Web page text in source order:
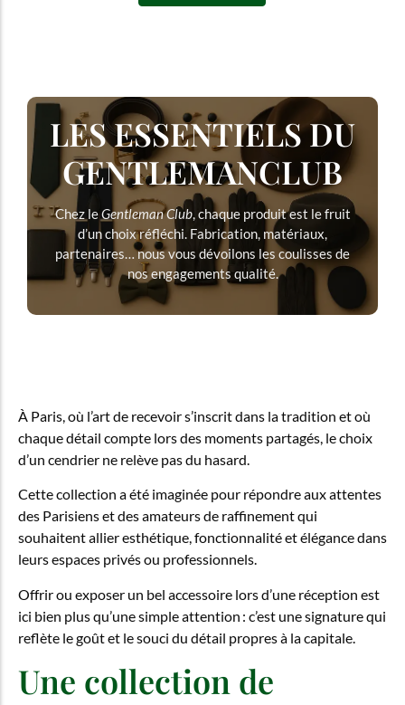
LES ESSENTIELS DU
GENTLEMANCLUB
Chez leGentleman Club, chaque produit est le fruit
d’un choix réfléchi. Fabrication, matériaux,
partenaires… nous vous dévoilons les coulisses de
nos engagements qualité.
À Paris, où l’art de recevoir s’inscrit dans la tradition et où
chaque détail compte lors des moments partagés, le choix
d’un cendrier ne relève pas du hasard.
Cette collection a été imaginée pour répondre aux attentes
des Parisiens et des amateurs de raffinement qui
souhaitent allier esthétique, fonctionnalité et élégance dans
leurs espaces privés ou professionnels.
Offrir ou exposer un bel accessoire lors d’une réception est
ici bien plus qu’une simple attention : c’est une signature qui
reflète le goût et le souci du détail propres à la capitale.
Une collection de